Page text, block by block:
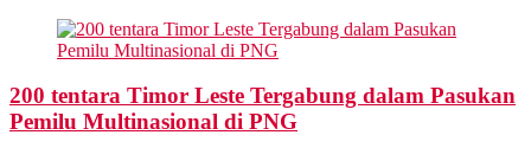
200 tentara Timor Leste Tergabung dalam Pasukan
Pemilu Multinasional di PNG